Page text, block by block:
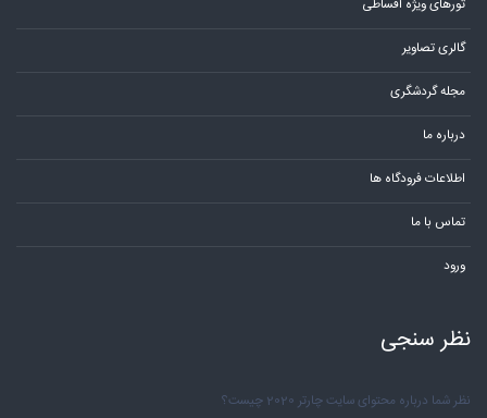
تورهای ویژه اقساطی
گالری تصاویر
مجله گردشگری
درباره ما
اطلاعات فرودگاه ها
تماس با ما
ورود
نظر سنجی
نظر شما درباره محتوای سایت چارتر 2020 چیست؟